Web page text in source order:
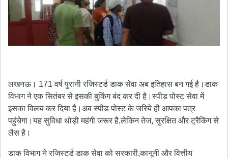
लखनऊ। 171 वर्ष पुरानी रजिस्टर्ड डाक सेवा अब इतिहास बन गई है।डाक
विभाग ने एक सितंबर से इसकी बुकिंग बंद कर दी है।स्पीड पोस्ट सेवा में
इसका विलय कर दिया है।अब स्पीड पोस्ट के जरिये ही आपका पत्र
पहुंचेगा।यह सुविधा थोड़ी महंगी जरूर है,लेकिन तेज, सुरक्षित और ट्रैकिंग से
लैस है।
डाक विभाग ने रजिस्टर्ड डाक सेवा को सरकारी,कानूनी और वित्तीय